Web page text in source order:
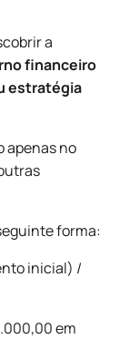
a
financeiro
estratégia
apenas no
forma:
inicial) /
em